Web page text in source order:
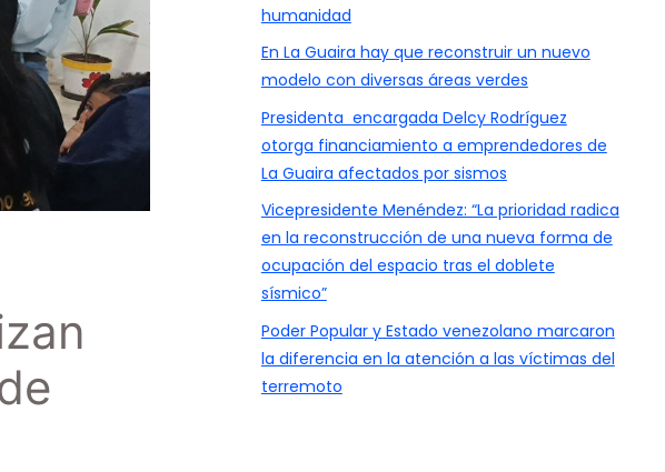
humanidad
En La Guaira hay que reconstruir un nuevo
modelo con diversas áreas verdes
Presidenta encargada Delcy Rodríguez
otorga financiamiento a emprendedores de
La Guaira afectados por sismos
Vicepresidente Menéndez: “La prioridad radica
en la reconstrucción de una nueva forma de
ocupación del espacio tras el doblete
sísmico”
Poder Popular y Estado venezolano marcaron
la diferencia en la atención a las víctimas del
terremoto